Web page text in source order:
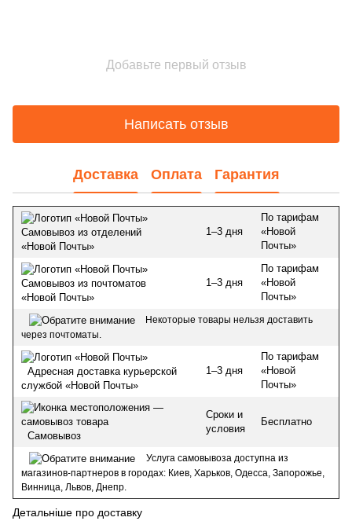
Добавьте первый отзыв
Написать отзыв
Доставка Оплата Гарантия
Самовывоз из отделений
«Новой Почты»
1–3 дня
По тарифам
«Новой
Почты»
Самовывоз из почтоматов
«Новой Почты»
1–3 дня
По тарифам
«Новой
Почты»
Некоторые товары нельзя доставить
через почтоматы.
Адресная доставка курьерской
службой «Новой Почты»
1–3 дня
По тарифам
«Новой
Почты»
Самовывоз
Сроки и
условия
Бесплатно
Услуга самовывоза доступна из
магазинов-партнеров в городах: Киев, Харьков, Одесса, Запорожье,
Винница, Львов, Днепр.
Детальніше про доставку